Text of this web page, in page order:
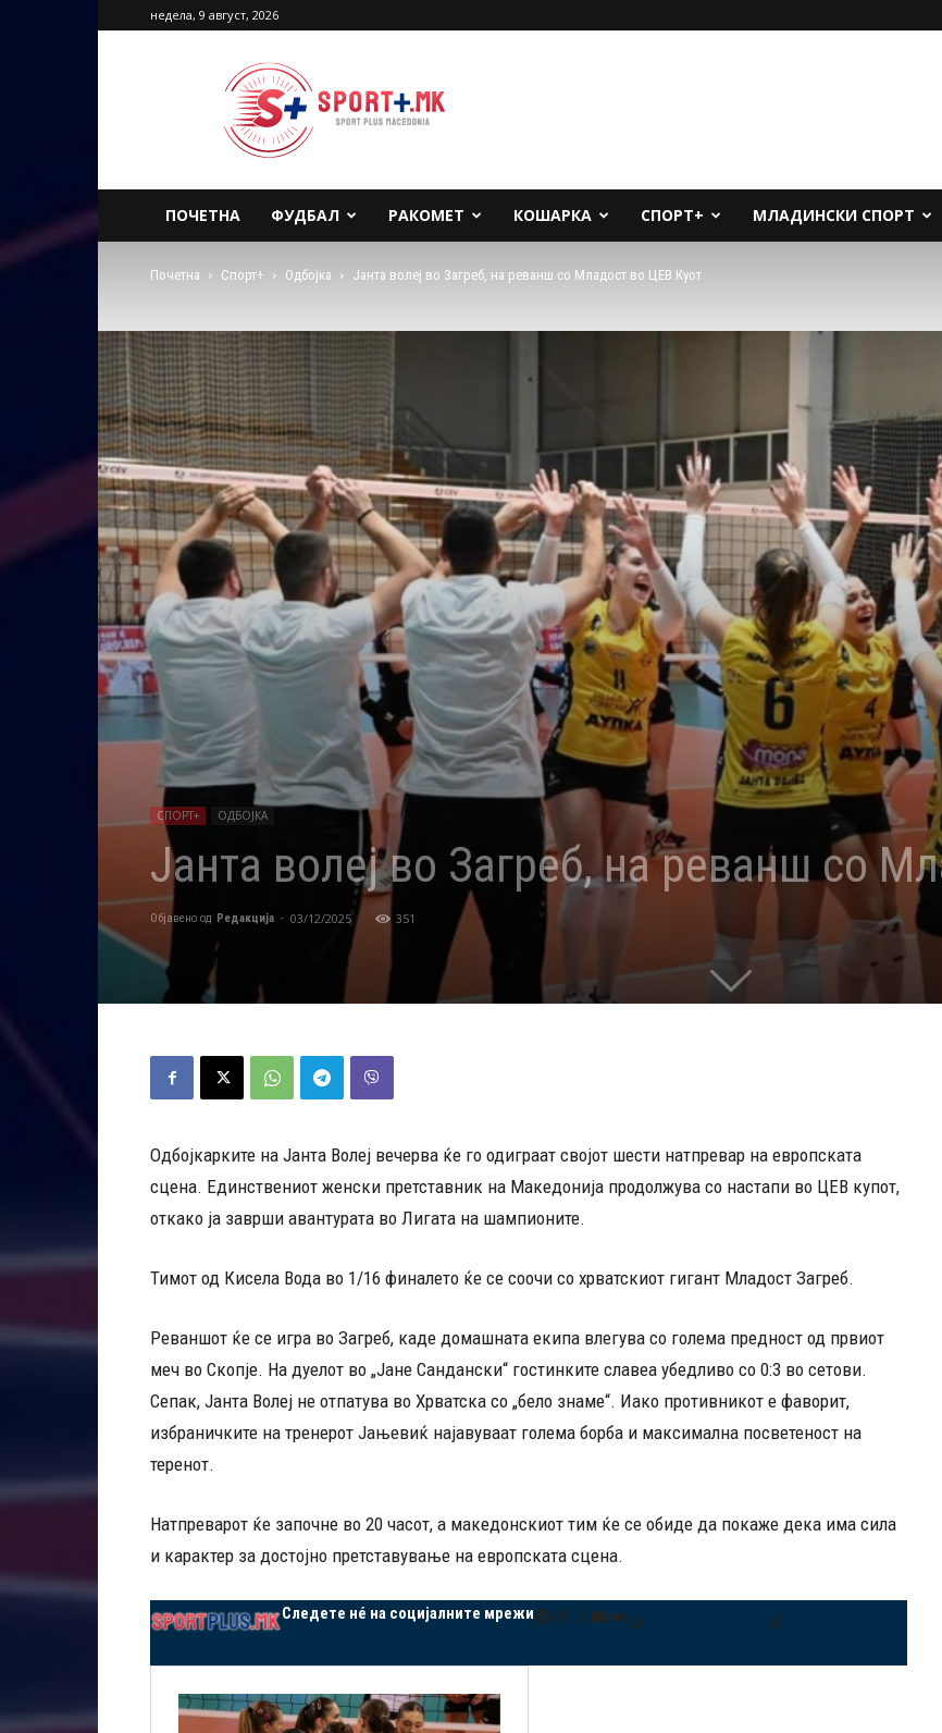
недела, 9 август, 2026
Sport
Plus
Macedonia
ПОЧЕТНА ФУДБАЛ РАКОМЕТ КОШАРКА СПОРТ+ МЛАДИНСКИ СПОРТ
Почетна Спорт+ Одбојка Јанта волеј во Загреб, на реванш со Младост во ЦЕВ Куот
СПОРТ+ ОДБОЈКА
Јанта волеј во Загреб, на реванш со
Објавено од Редакција - 03/12/2025 351
Одбојкарките на Јанта Волеј вечерва ќе го одиграат својот шести натпревар на европската
сцена. Единствениот женски претставник на Македонија продолжува со настапи во ЦЕВ купот,
откако ја заврши авантурата во Лигата на шампионите.
Тимот од Кисела Вода во 1/16 финалето ќе се соочи со хрватскиот гигант Младост Загреб.
Реваншот ќе се игра во Загреб, каде домашната екипа влегува со голема предност од првиот
меч во Скопје. На дуелот во „Јане Сандански“ гостинките славеа убедливо со 0:3 во сетови.
Сепак, Јанта Волеј не отпатува во Хрватска со „бело знаме“. Иако противникот е фаворит,
избраничките на тренерот Јањевиќ најавуваат голема борба и максимална посветеност на
теренот.
Натпреварот ќе започне во 20 часот, а македонскиот тим ќе се обиде да покаже дека има сила
и карактер за достојно претставување на европската сцена.
Следете нé на социјалните мрежиFacebook
Instagram
X YouTube
VK Mail Threads